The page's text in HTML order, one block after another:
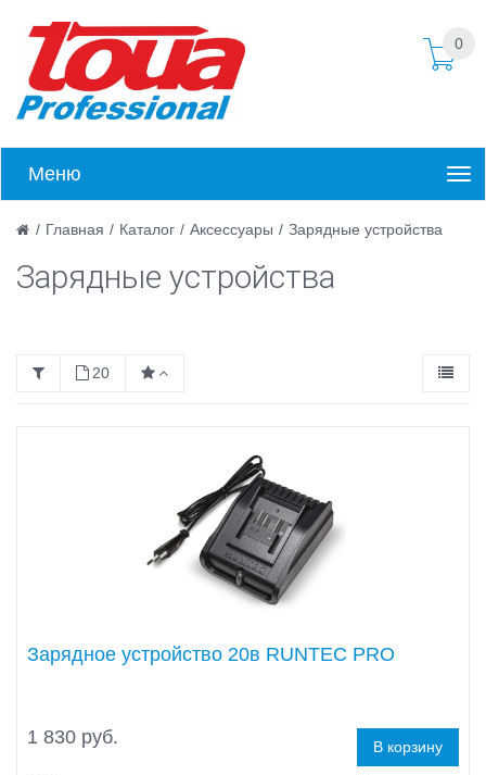
0
Меню
/ Главная / Каталог / Аксессуары / Зарядные устройства
Зарядные устройства
20
Зарядное устройство 20в RUNTEC PRO
1 830 руб. В корзину